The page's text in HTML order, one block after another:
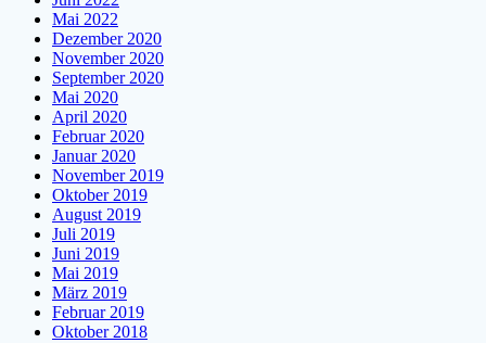
Mai 2022
Dezember 2020
November 2020
September 2020
Mai 2020
April 2020
Februar 2020
Januar 2020
November 2019
Oktober 2019
August 2019
Juli 2019
Juni 2019
Mai 2019
März 2019
Februar 2019
Oktober 2018